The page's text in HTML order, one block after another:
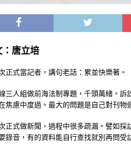
：唐立培
正式當記者，講句老話：累並快樂著。
三人組做前海法制專題，千頭萬緒。
焦慮中度過。最大的問題是自己對刊物
正式做新聞，過程中很多疏漏。譬如
錄音，有的資料能自行查找就別再問